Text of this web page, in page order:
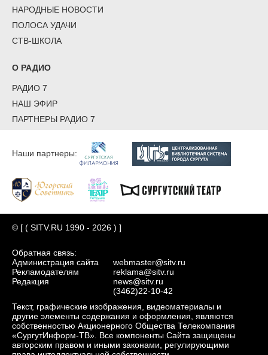
НАРОДНЫЕ НОВОСТИ
ПОЛОСА УДАЧИ
СТВ-ШКОЛА
О РАДИО
РАДИО 7
НАШ ЭФИР
ПАРТНЕРЫ РАДИО 7
Наши партнеры:
© [ ( SITV.RU 1990 - 2026 ) ]
Обратная связь:
Администрация сайта
Рекламодателям
Редакция
webmaster@sitv.ru
reklama@sitv.ru
news@sitv.ru
(3462)22-10-42
Текст, графические изображения, видеоматериалы и
другие элементы содержания и оформления, являются
собственностью Акционерного Общества Телекомпания
«СургутИнформ-ТВ». Все компоненты Сайта защищены
авторским правом и иными законами, регулирующими